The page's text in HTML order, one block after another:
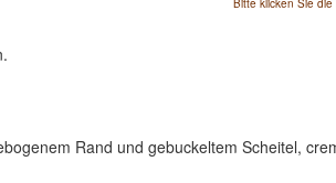
Rand und gebuckeltem Scheitel,